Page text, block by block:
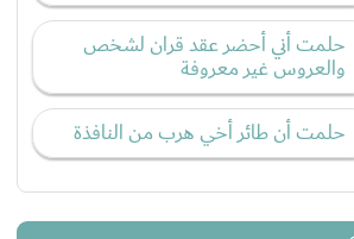
حلمت أني أحضر عقد قران لشخص
والعروس غير معروفة
حلمت أن طائر أخي هرب من النافذة